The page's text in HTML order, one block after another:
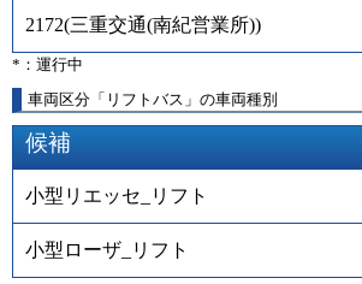
2172(三重交通(南紀営業所))
*：運行中
車両区分「リフトバス」の車両種別
候補
小型リエッセ_リフト
小型ローザ_リフト